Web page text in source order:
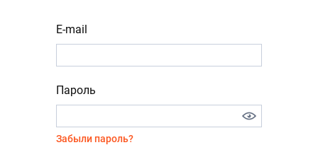
E-mail
Пароль
Забыли пароль?